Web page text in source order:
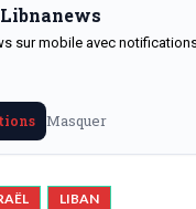
sur mobile avec
Masquer
LIBAN